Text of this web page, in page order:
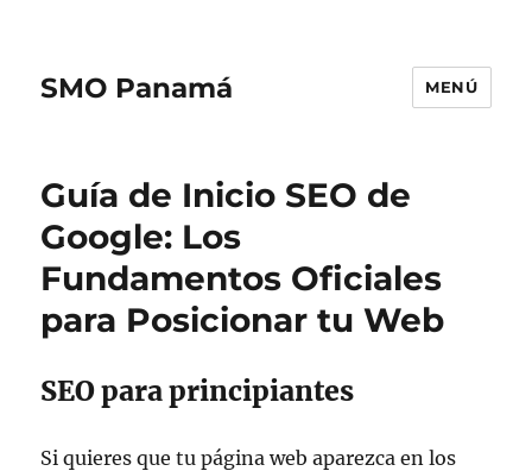
SMO Panamá MENÚ
Guía de Inicio SEO de
Google: Los
Fundamentos Oficiales
para Posicionar tu Web
SEO para principiantes
Si quieres que tu página web aparezca en los